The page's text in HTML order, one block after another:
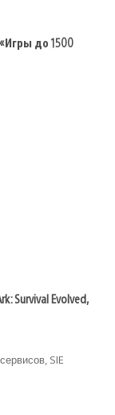
до 1500
Survival Evolved,
SIE